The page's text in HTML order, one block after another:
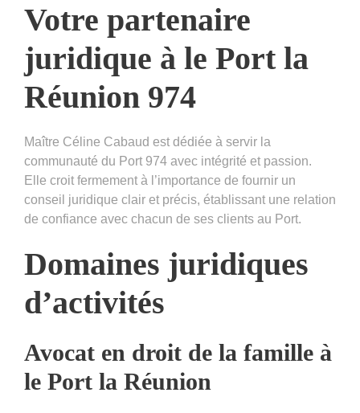
Votre partenaire
juridique à le Port la
Réunion 974
Maître Céline Cabaud est dédiée à servir la
communauté du Port 974 avec intégrité et passion.
Elle croit fermement à l’importance de fournir un
conseil juridique clair et précis, établissant une relation
de confiance avec chacun de ses clients au Port.
Domaines juridiques
d’activités
Avocat en droit de la famille à
le Port la Réunion